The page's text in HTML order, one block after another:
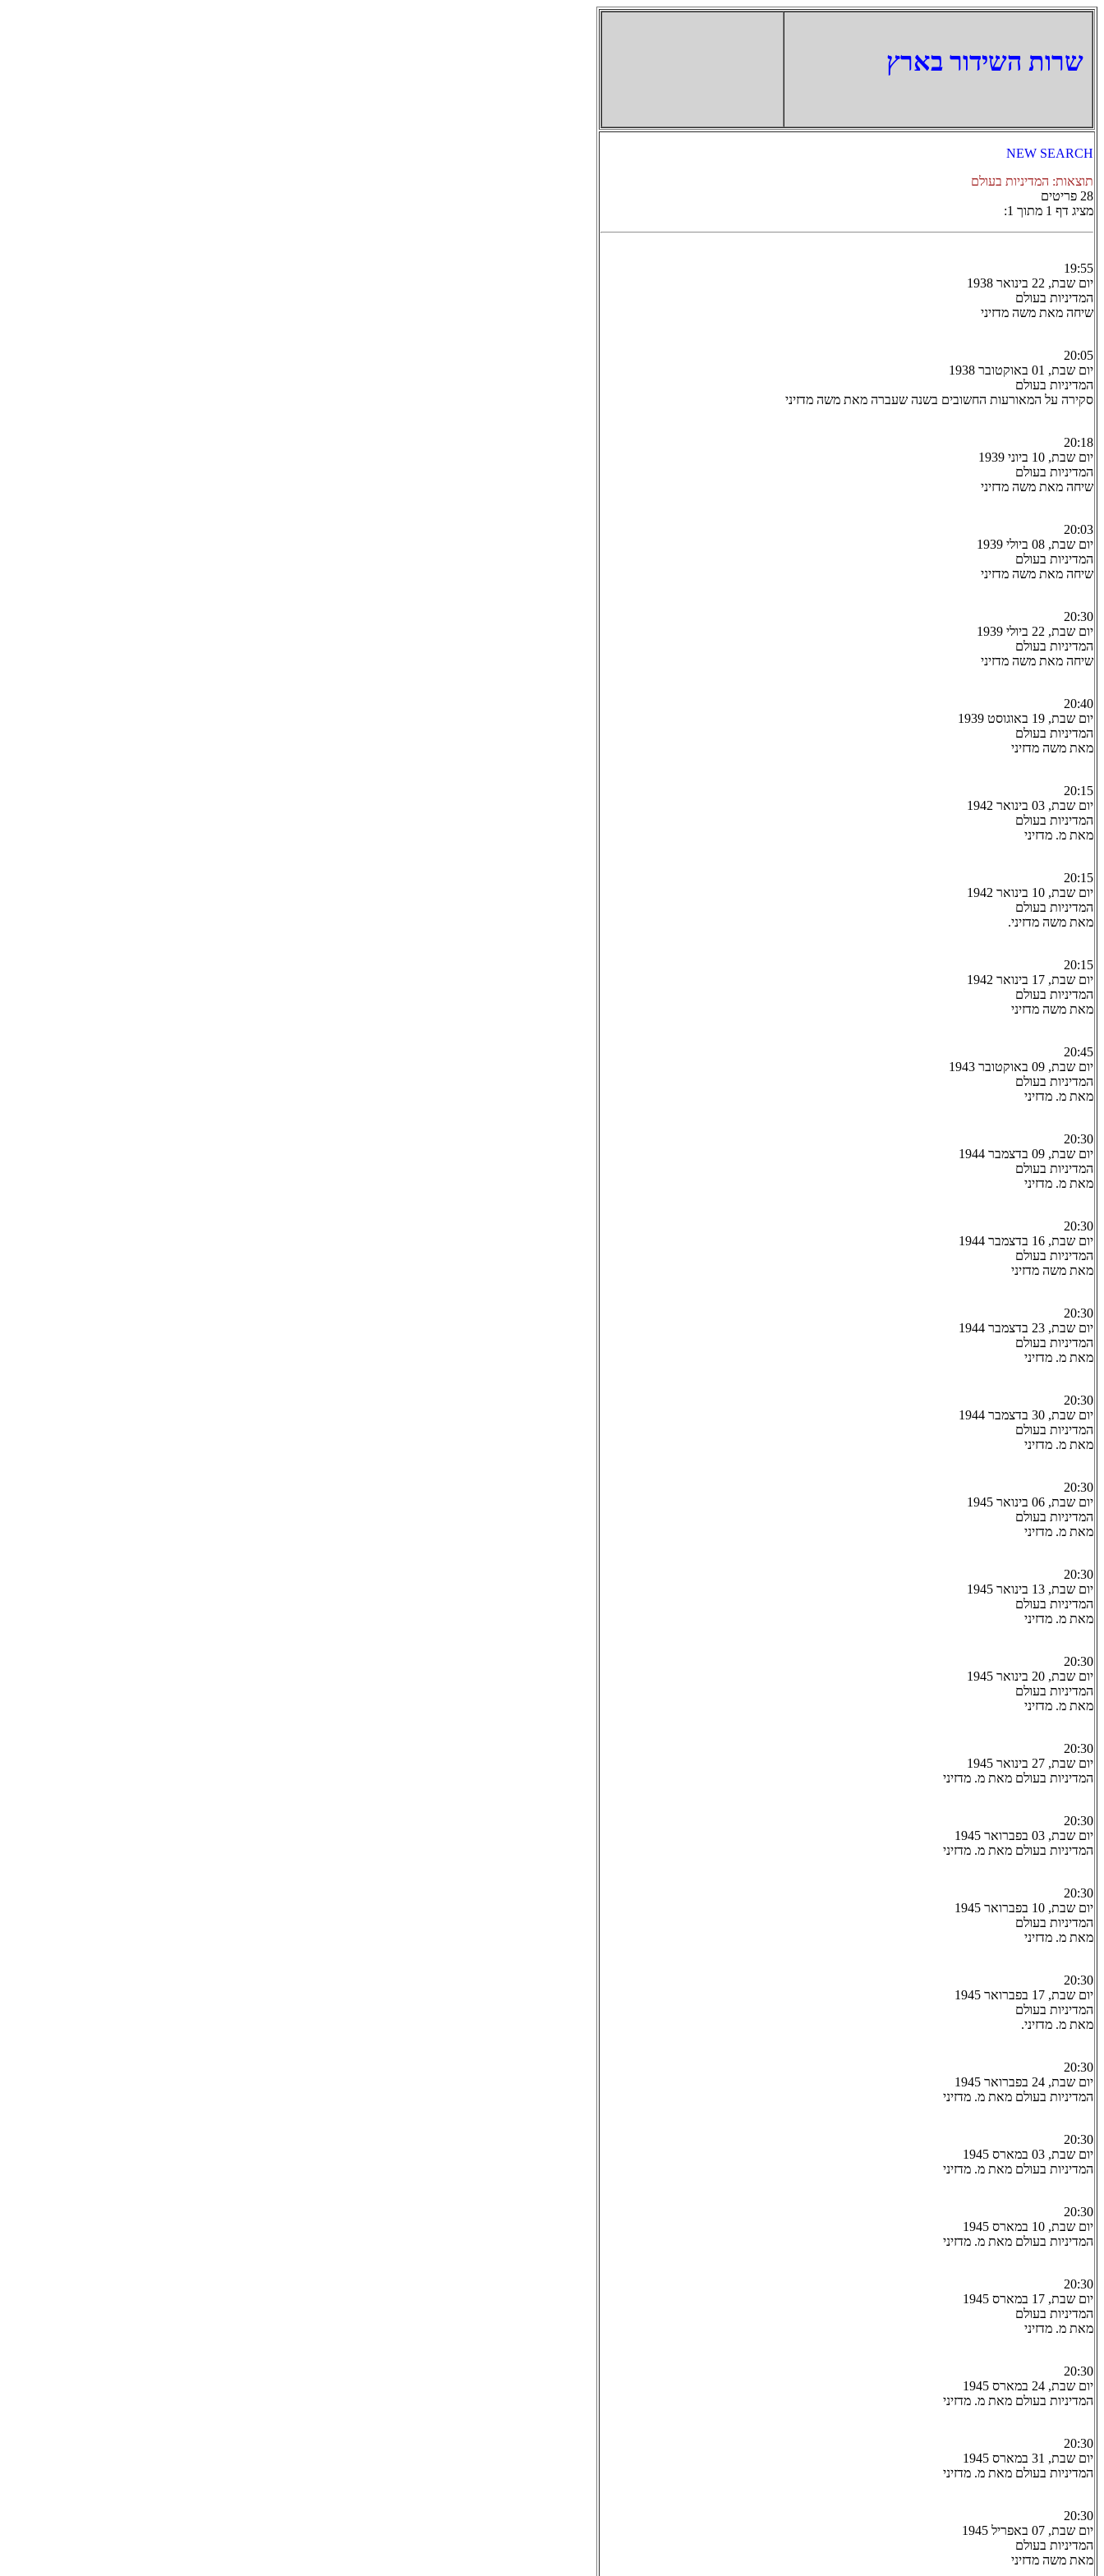
‏שרות השידור בארץ
NEW SEARCH
תוצאות: המדיניות בעולם
28 פריטים
מציג דף 1 מתוך 1:
19:55
יום שבת, 22 בינואר 1938
המדיניות בעולם
שיחה מאת משה מדזיני
20:05
יום שבת, 01 באוקטובר 1938
המדיניות בעולם
סקירה על המאורעות החשובים בשנה שעברה מאת משה מדזיני
20:18
יום שבת, 10 ביוני 1939
המדיניות בעולם
שיחה מאת משה מדזיני
20:03
יום שבת, 08 ביולי 1939
המדיניות בעולם
שיחה מאת משה מדזיני
20:30
יום שבת, 22 ביולי 1939
המדיניות בעולם
שיחה מאת משה מדזיני
20:40
יום שבת, 19 באוגוסט 1939
המדיניות בעולם
מאת משה מדזיני
20:15
יום שבת, 03 בינואר 1942
המדיניות בעולם
מאת מ. מדזיני
20:15
יום שבת, 10 בינואר 1942
המדיניות בעולם
מאת משה מדזיני.
20:15
יום שבת, 17 בינואר 1942
המדיניות בעולם
מאת משה מדזיני
20:45
יום שבת, 09 באוקטובר 1943
המדיניות בעולם
מאת מ. מדזיני
20:30
יום שבת, 09 בדצמבר 1944
המדיניות בעולם
מאת מ. מדזיני
20:30
יום שבת, 16 בדצמבר 1944
המדיניות בעולם
מאת משה מדזיני
20:30
יום שבת, 23 בדצמבר 1944
המדיניות בעולם
מאת מ. מדזיני
20:30
יום שבת, 30 בדצמבר 1944
המדיניות בעולם
מאת מ. מדזיני
20:30
יום שבת, 06 בינואר 1945
המדיניות בעולם
מאת מ. מדזיני
20:30
יום שבת, 13 בינואר 1945
המדיניות בעולם
מאת מ. מדזיני
20:30
יום שבת, 20 בינואר 1945
המדיניות בעולם
מאת מ. מדזיני
20:30
יום שבת, 27 בינואר 1945
המדיניות בעולם מאת מ. מדזיני
20:30
יום שבת, 03 בפברואר 1945
המדיניות בעולם מאת מ. מדזיני
20:30
יום שבת, 10 בפברואר 1945
המדיניות בעולם
מאת מ. מדזיני
20:30
יום שבת, 17 בפברואר 1945
המדיניות בעולם
מאת מ. מדזיני.
20:30
יום שבת, 24 בפברואר 1945
המדיניות בעולם מאת מ. מדזיני
20:30
יום שבת, 03 במארס 1945
המדיניות בעולם מאת מ. מדזיני
20:30
יום שבת, 10 במארס 1945
המדיניות בעולם מאת מ. מדזיני
20:30
יום שבת, 17 במארס 1945
המדיניות בעולם
מאת מ. מדזיני
20:30
יום שבת, 24 במארס 1945
המדיניות בעולם מאת מ. מדזיני
20:30
יום שבת, 31 במארס 1945
המדיניות בעולם מאת מ. מדזיני
20:30
יום שבת, 07 באפריל 1945
המדיניות בעולם
מאת משה מדזיני